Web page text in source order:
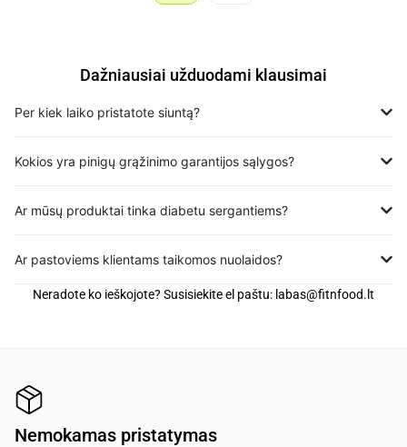
Dažniausiai užduodami klausimai
Per kiek laiko pristatote siuntą?
Kokios yra pinigų grąžinimo garantijos sąlygos?
Ar mūsų produktai tinka diabetu sergantiems?
Ar pastoviems klientams taikomos nuolaidos?
Neradote ko ieškojote? Susisiekite el paštu: labas@fitnfood.lt
Nemokamas pristatymas